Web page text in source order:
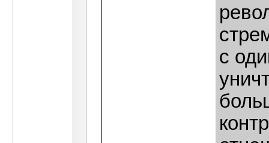
с